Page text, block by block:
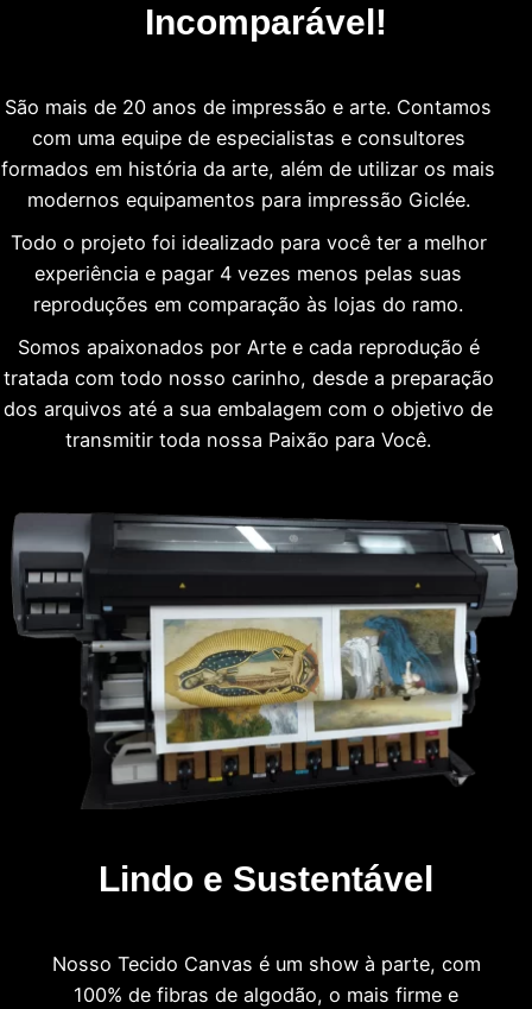
Incomparável!
São mais de 20 anos de impressão e arte. Contamos
com uma equipe de especialistas e consultores
formados em história da arte, além de utilizar os mais
modernos equipamentos para impressão Giclée.
Todo o projeto foi idealizado para você ter a melhor
experiência e pagar 4 vezes menos pelas suas
reproduções em comparação às lojas do ramo.
Somos apaixonados por Arte e cada reprodução é
tratada com todo nosso carinho, desde a preparação
dos arquivos até a sua embalagem com o objetivo de
transmitir toda nossa Paixão para Você.
Lindo e Sustentável
Nosso Tecido Canvas é um show à parte, com
100% de fibras de algodão, o mais firme e